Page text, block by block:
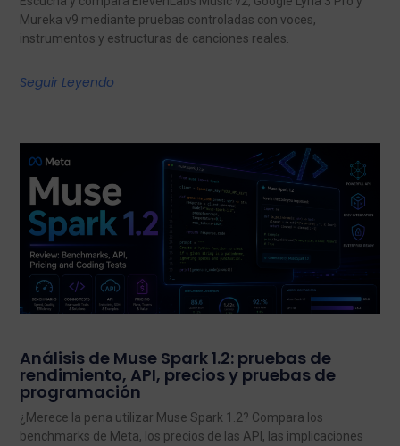
Mureka v9 mediante pruebas controladas con voces,
instrumentos y estructuras de canciones reales.
Seguir Leyendo
Análisis de Muse Spark 1.2: pruebas de
rendimiento, API, precios y pruebas de
programación
¿Merece la pena utilizar Muse Spark 1.2? Compara los
benchmarks de Meta, los precios de las API, las implicaciones